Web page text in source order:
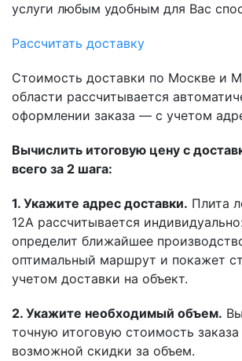
услуги любым удобным для Вас
Рассчитать доставку
Стоимость доставки по Москве и
области рассчитывается
оформлении заказа — с учетом
Вычислить итоговую цену с
всего за 2 шага:
1. Укажите адрес доставки. Плита
12А рассчитывается
определит ближайшее
оптимальный маршрут и покажет
учетом доставки на объект.
2. Укажите необходимый объем.
точную итоговую стоимость
возможной скидки за объем.